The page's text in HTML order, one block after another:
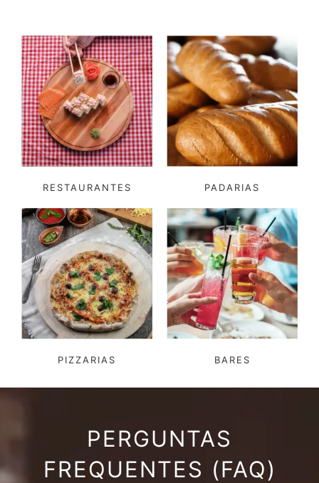
RESTAURANTES PADARIAS
PIZZARIAS BARES
PERGUNTAS
FREQUENTES (FAQ)